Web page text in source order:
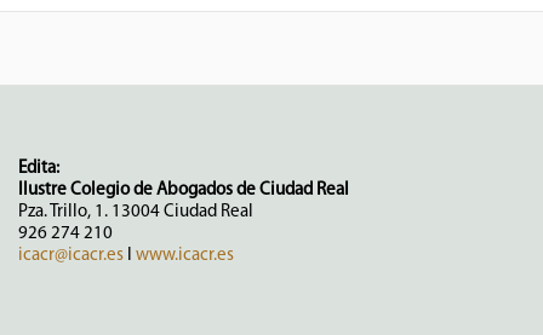
Edita:
Ilustre Colegio de Abogados de Ciudad Real
Pza. Trillo, 1. 13004 Ciudad Real
926 274 210
icacr@icacr.es
www.icacr.es